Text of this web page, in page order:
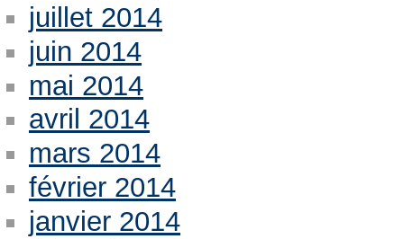
juillet 2014
juin 2014
mai 2014
avril 2014
mars 2014
février 2014
janvier 2014